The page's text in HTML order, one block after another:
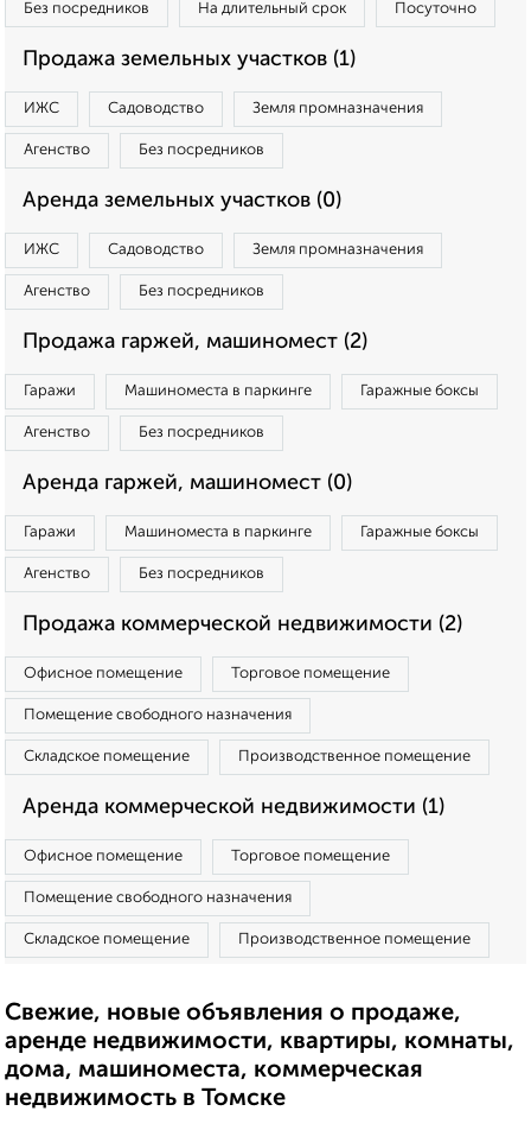
Без посредников На длительный срок Посуточно
Продажа земельных участков (1)
ИЖС Садоводство Земля промназначения
Агенство Без посредников
Аренда земельных участков (0)
ИЖС Садоводство Земля промназначения
Агенство Без посредников
Продажа гаржей, машиномест (2)
Гаражи Машиноместа в паркинге Гаражные боксы
Агенство Без посредников
Аренда гаржей, машиномест (0)
Гаражи Машиноместа в паркинге Гаражные боксы
Агенство Без посредников
Продажа коммерческой недвижимости (2)
Офисное помещение Торговое помещение
Помещение свободного назначения
Складское помещение Производственное помещение
Аренда коммерческой недвижимости (1)
Офисное помещение Торговое помещение
Помещение свободного назначения
Складское помещение Производственное помещение
Свежие, новые объявления о продаже,
аренде недвижимости, квартиры, комнаты,
дома, машиноместа, коммерческая
недвижимость в Томске